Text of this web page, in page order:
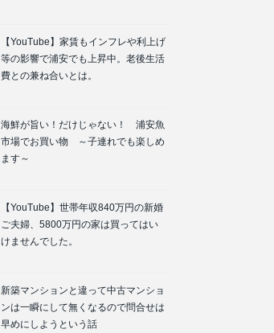
【YouTube】家賃もインフレや利上げ
等の影響で浦安でも上昇中。老後生活
費との兼ね合いとは。
海鮮が旨い！だけじゃない！ 浦安魚
市場でお買い物 ～子連れでも楽しめ
ます～
【YouTube】世帯年収840万円の新婚
ご夫婦、5800万円の家は買ってはい
けませんでした。
新築マンションと違って中古マンショ
ンは一瞬にして無くなるので問合せは
早めにしようという話